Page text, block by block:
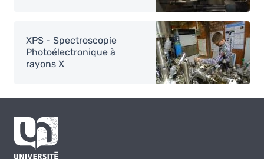
Image
XPS - Spectroscopie
Photoélectronique à
rayons X